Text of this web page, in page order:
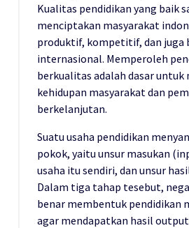
Kualitas pendidikan yang baik
menciptakan masyarakat
produktif, kompetitif, dan juga
internasional. Memperoleh
berkualitas adalah dasar
kehidupan masyarakat dan
berkelanjutan.
Suatu usaha pendidikan
pokok, yaitu unsur masukan
usaha itu sendiri, dan unsur
Dalam tiga tahap tesebut,
benar membentuk pendidikan
agar mendapatkan hasil